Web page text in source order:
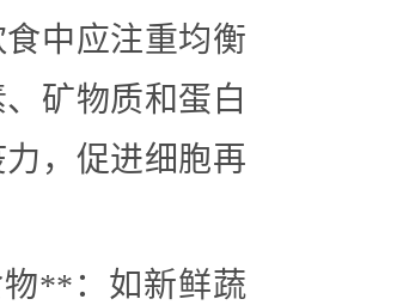
中应注重均衡
矿物质和蛋白
，促进细胞再
**：如新鲜蔬